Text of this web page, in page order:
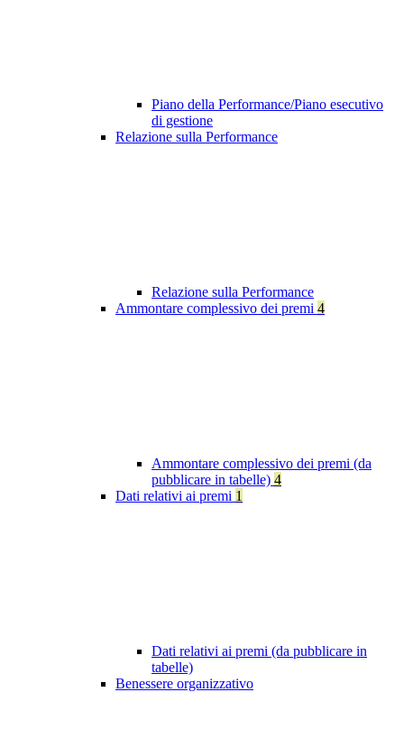
Piano della Performance/Piano esecutivo
di gestione
Relazione sulla Performance
Relazione sulla Performance
Ammontare complessivo dei premi 4
Ammontare complessivo dei premi (da
pubblicare in tabelle) 4
Dati relativi ai premi 1
Dati relativi ai premi (da pubblicare in
tabelle)
Benessere organizzativo